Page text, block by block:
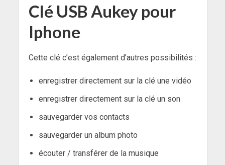
Clé USB Aukey pour
Iphone
Cette clé c’est également d’autres possibilités :
enregistrer directement sur la clé une vidéo
enregistrer directement sur la clé un son
sauvegarder vos contacts
sauvegarder un album photo
écouter / transférer de la musique